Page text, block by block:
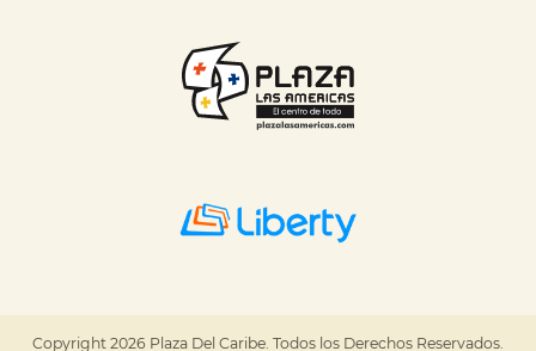
Copyright 2026 Plaza Del Caribe. Todos los Derechos Reservados.